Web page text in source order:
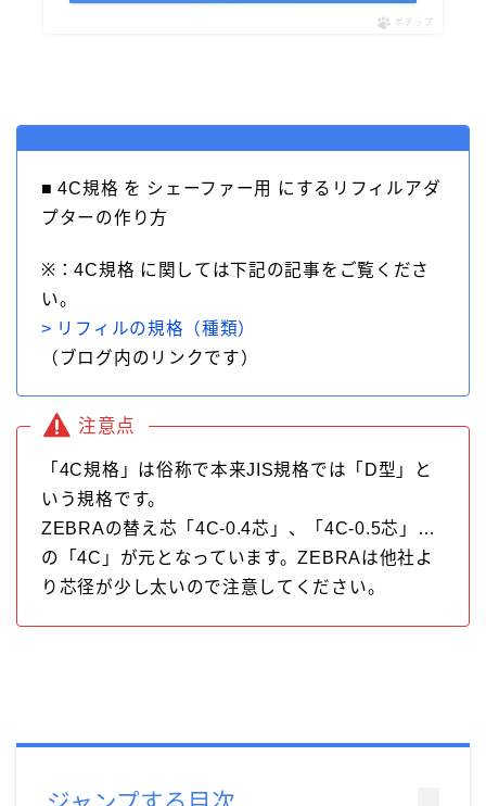
ラミー［LAMY］
野原工芸
ポチップ
■ 4C規格 を シェーファー用 にするリフィルアダ
プターの作り方
※：4C規格 に関しては下記の記事をご覧くださ
い。
> リフィルの規格（種類）
（ブログ内のリンクです）
注意点
「4C規格」は俗称で本来JIS規格では「D型」と
いう規格です。
ZEBRAの替え芯「4C-0.4芯」、「4C-0.5芯」…
の「4C」が元となっています。ZEBRAは他社よ
り芯径が少し太いので注意してください。